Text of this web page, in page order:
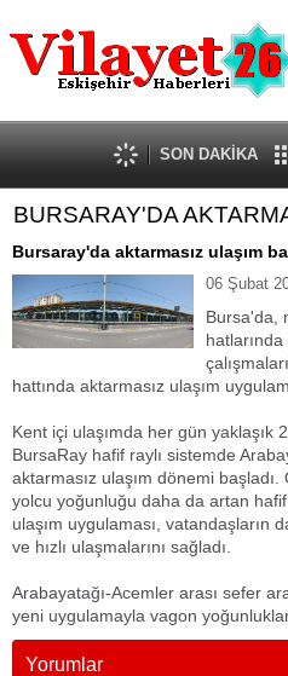
Güncel
Ekonomi
Politika
Eğitim
Spor
Kültür-Sanat
Dünya
Röportaj
Tanıtım Yazısı
SON DAKİKA
BURSARAY'DA
Bursaray'da aktarmasız ulaşım
06 Şubat
Bursa'da,
hattında aktarmasız ulaşım
Kent içi ulaşımda her gün yaklaşık
BursaRay hafif raylı sistemde
aktarmasız ulaşım dönemi başladı.
yolcu yoğunluğu daha da artan
ulaşım uygulaması, vatandaşların
ve hızlı ulaşmalarını sağladı.
Arabayatağı-Acemler arası sefer
yeni uygulamayla vagon
Yorumlar